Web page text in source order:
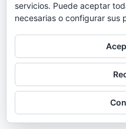
Pedro Gallardo Garces
frutero que ayudó a sacar
Isabel Callealta
que ayudó a sacar adelante
servicios. Puede aceptar
necesarias o configurar sus